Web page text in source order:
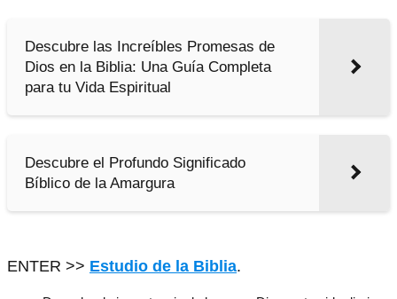
Descubre las Increíbles Promesas de
Dios en la Biblia: Una Guía Completa
para tu Vida Espiritual
Descubre el Profundo Significado
Bíblico de la Amargura
ENTER >> Estudio de la Biblia.